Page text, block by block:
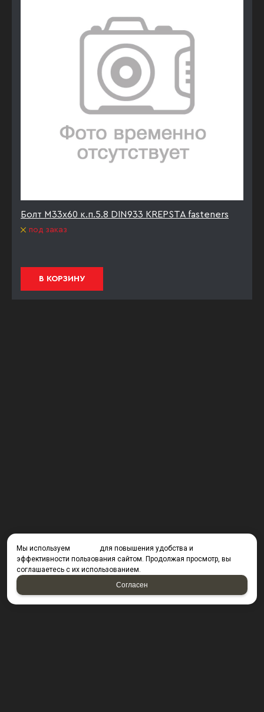
Болт М33х60 к.п.5.8 DIN933 KREPSTA fasteners
под заказ
В КОРЗИНУ
Мы используем
для повышения удобства и
эффективности пользования сайтом. Продолжая просмотр, вы
соглашаетесь с их использованием.
Согласен